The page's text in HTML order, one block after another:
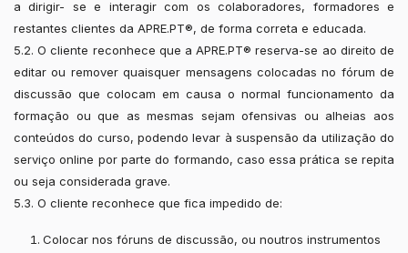
a dirigir- se e interagir com os colaboradores, formadores e
restantes clientes da APRE.PT®, de forma correta e educada.
5.2. O cliente reconhece que a APRE.PT® reserva-se ao direito de
editar ou remover quaisquer mensagens colocadas no fórum de
discussão que colocam em causa o normal funcionamento da
formação ou que as mesmas sejam ofensivas ou alheias aos
conteúdos do curso, podendo levar à suspensão da utilização do
serviço online por parte do formando, caso essa prática se repita
ou seja considerada grave.
5.3. O cliente reconhece que fica impedido de:
Colocar nos fóruns de discussão, ou noutros instrumentos